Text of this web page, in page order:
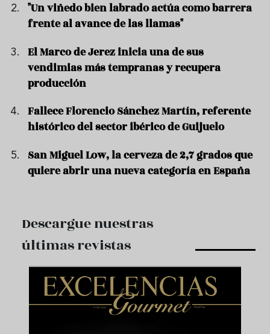
"Un viñedo bien labrado actúa como barrera
frente al avance de las llamas"
El Marco de Jerez inicia una de sus
vendimias más tempranas y recupera
producción
Fallece Florencio Sánchez Martín, referente
histórico del sector ibérico de Guijuelo
San Miguel Low, la cerveza de 2,7 grados que
quiere abrir una nueva categoría en España
Descargue nuestras
últimas revistas